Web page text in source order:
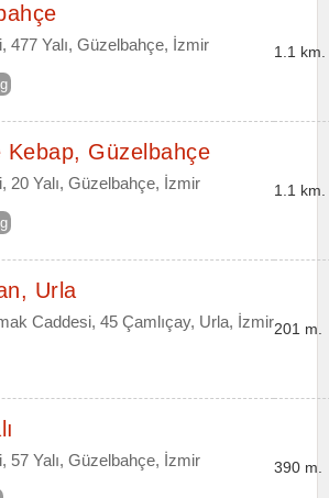
477 Yalı, Güzelbahçe, İzmir 1.1 km.
Kebap, Güzelbahçe
20 Yalı, Güzelbahçe, İzmir 1.1 km.
Urla
Caddesi, 45 Çamlıçay, Urla, İzmir201 m.
57 Yalı, Güzelbahçe, İzmir 390 m.